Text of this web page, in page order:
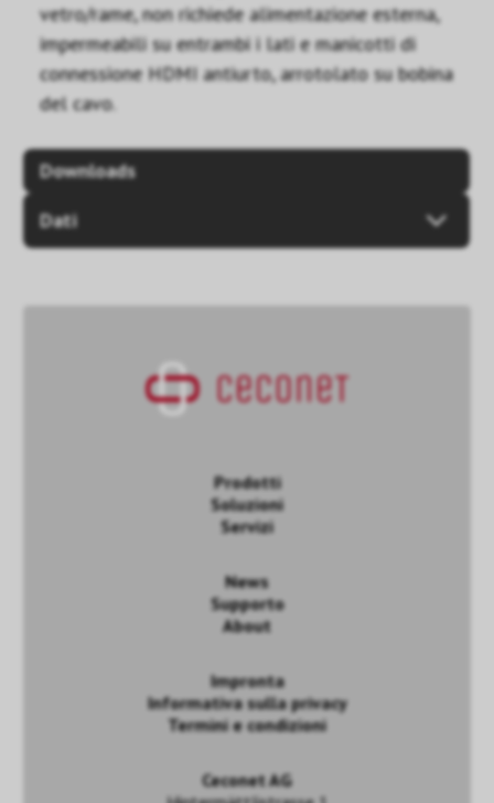
vetro/rame, non richiede alimentazione esterna,
impermeabili su entrambi i lati e manicotti di
connessione HDMI antiurto, arrotolato su bobina
del cavo.
Downloads
Dati
Prodotti
Soluzioni
Servizi
News
Supporto
About
Impronta
Informativa sulla privacy
Termini e condizioni
Ceconet AG